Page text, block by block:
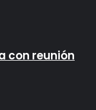
con reunión